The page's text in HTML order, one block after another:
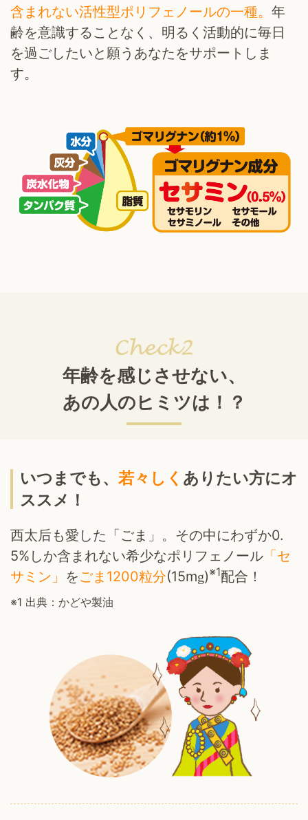
含まれない活性型ポリフェノールの一種。 年
齢を意識することなく、明るく活動的に毎日
を過ごしたいと願うあなたをサポートしま
す。
年齢を感じさせない、
あの人のヒミツは！？
いつまでも、 若々しく ありたい方にオ
ススメ！
西太后も愛した「ごま」。 その中にわずか0.
5%しか含まれない希少なポリフェノール 「セ
サミン」 をごま1200粒分(15mg)※1配合！
※1 出典：かどや製油